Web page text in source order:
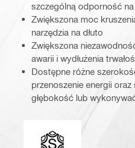
szczególną odporność
Zwiększona moc
narzędzia na dłuto
Zwiększona
awarii i wydłużenia
Dostępne różne
przenoszenie energii
głębokość lub
Końcówki mocujące